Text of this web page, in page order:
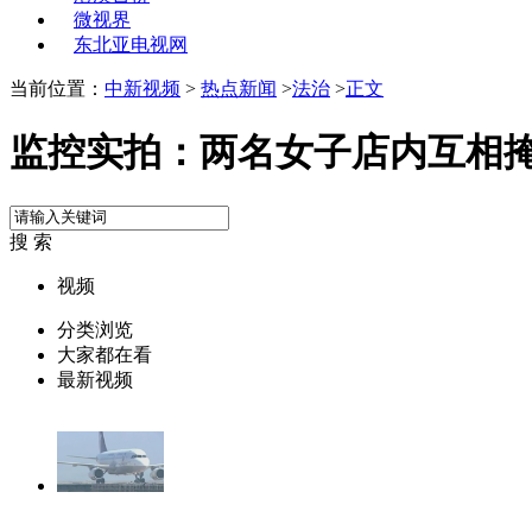
微视界
东北亚电视网
当前位置： 中新视频 > 热点新闻 >法治 >正文
监控实拍：两名女子店内互相
搜 索
视频
分类浏览
大家都在看
最新视频